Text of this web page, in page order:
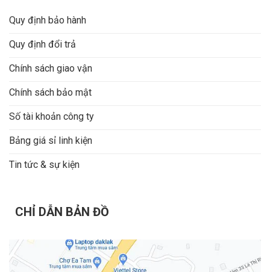
Quy định bảo hành
Quy định đổi trả
Chính sách giao vận
Chính sách bảo mật
Số tài khoản công ty
Bảng giá sỉ linh kiện
Tin tức & sự kiện
CHỈ DẪN BẢN ĐỒ